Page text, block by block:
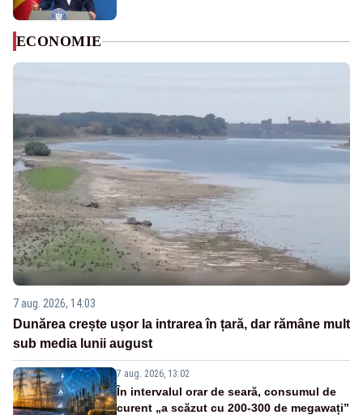
ECONOMIE
7 aug. 2026, 14:03
Dunărea crește ușor la intrarea în țară, dar rămâne mult
sub media lunii august
7 aug. 2026, 13:02
În intervalul orar de seară, consumul de
curent „a scăzut cu 200-300 de megawați”